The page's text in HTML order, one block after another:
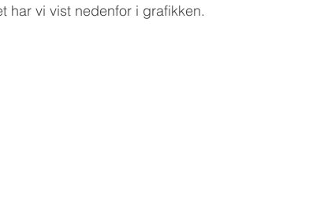
har vi vist nedenfor i grafikken.